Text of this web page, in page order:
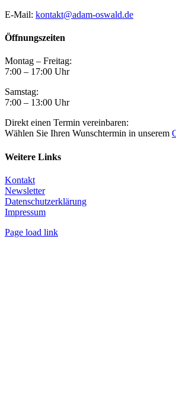
E-Mail: kontakt@adam-oswald.de
Öffnungszeiten
Montag – Freitag:
7:00 – 17:00 Uhr
Samstag:
7:00 – 13:00 Uhr
Direkt einen Termin vereinbaren:
Wählen Sie Ihren Wunschtermin in unserem
Weitere Links
Kontakt
Newsletter
Datenschutzerklärung
Impressum
Page load link